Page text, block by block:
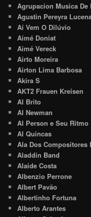
Agrupacion Musica De
Agustin Pereyra
Aí Vem O Dilúvio
Aimé Doniat
Aimé Vereck
Airto Moreira
Airton Lima Barbosa
Akira S
AKT2 Frauen Kreisen
Al Brito
Al Newman
Al Person e Seu Ritmo
Al Quincas
Ala Dos Compositores
Aladdin Band
Alaide Costa
Albenzio Perrone
Albert Pavão
Albertinho Fortuna
Alberto Arantes